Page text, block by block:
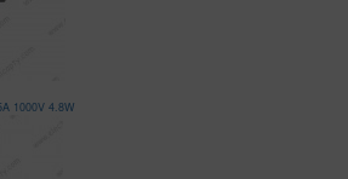
1000V 4.8W